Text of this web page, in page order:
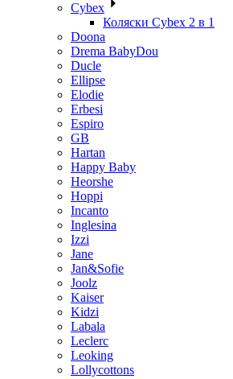
Cybex
Коляски Cybex 2 в 1
Doona
Drema BabyDou
Ducle
Ellipse
Elodie
Erbesi
Espiro
GB
Hartan
Happy Baby
Heorshe
Hoppi
Incanto
Inglesina
Izzi
Jane
Jan&Sofie
Joolz
Kaiser
Kidzi
Labala
Leclerc
Leoking
Lollycottons